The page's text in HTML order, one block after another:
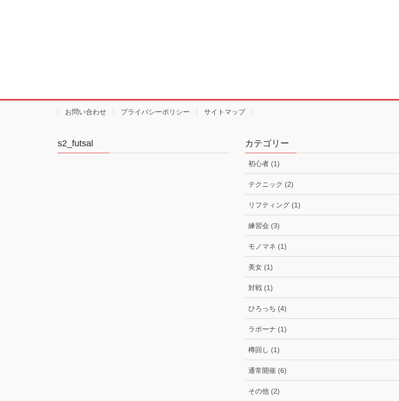
お問い合わせ プライバシーポリシー サイトマップ
s2_futsal カテゴリー
初心者 (1)
テクニック (2)
リフティング (1)
練習会 (3)
モノマネ (1)
美女 (1)
対戦 (1)
ひろっち (4)
ラボーナ (1)
樽回し (1)
通常開催 (6)
その他 (2)